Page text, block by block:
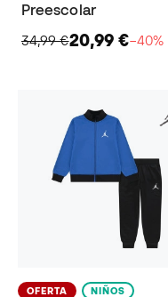
Preescolar
34,99 €20,99 €−40%
OFERTA NIÑOS